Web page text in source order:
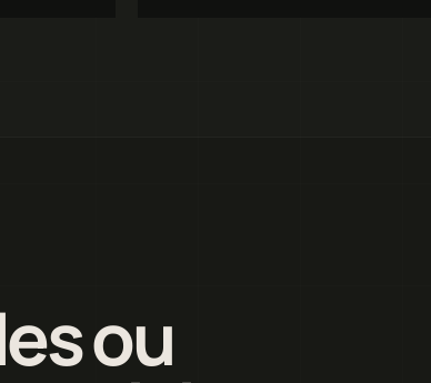
ou